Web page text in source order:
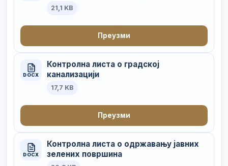
21,1 KB
Преузми
DOCX
Контролна листа о градској
канализацији
17,7 KB
Преузми
DOCX
Контролна листа о одржавању јавних
зелених површина